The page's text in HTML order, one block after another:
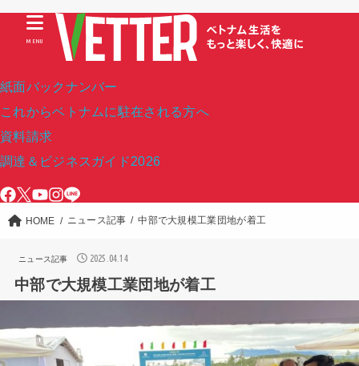
紙面バックナンバー
これからベトナムに駐在される方へ
資料請求
調達＆ビジネスガイド2026
MENU
HOME ニュース記事 中部で大規模工業団地が着工
ニュース記事 2025.04.14
中部で大規模工業団地が着工